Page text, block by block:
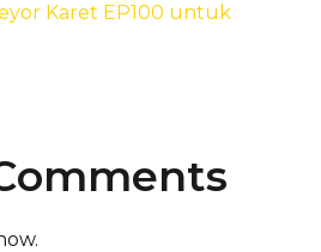
Karet EP100 untuk